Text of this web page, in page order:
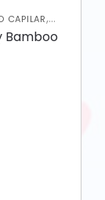
CAPILAR,
Bamboo